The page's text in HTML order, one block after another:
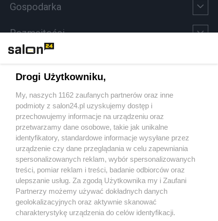
Gospodarka
Rozmaitości
Sport
Społeczeństwo
Kultura
X Facebook Instagram Youtube
Drogi Użytkowniku,
My, naszych 1162 zaufanych partnerów oraz inne
podmioty z salon24.pl uzyskujemy dostęp i
przechowujemy informacje na urządzeniu oraz
przetwarzamy dane osobowe, takie jak unikalne
identyfikatory, standardowe informacje wysyłane przez
urządzenie czy dane przeglądania w celu zapewniania
spersonalizowanych reklam, wybór spersonalizowanych
treści, pomiar reklam i treści, badanie odbiorców oraz
ulepszanie usług. Za zgodą Użytkownika my i Zaufani
Partnerzy możemy używać dokładnych danych
geolokalizacyjnych oraz aktywnie skanować
charakterystykę urządzenia do celów identyfikacji.